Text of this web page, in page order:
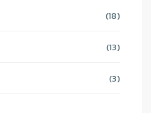
(18)
(13)
(3)